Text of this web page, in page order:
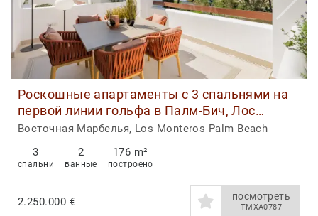
Роскошные апартаменты с 3 спальнями на
первой линии гольфа в Палм-Бич, Лос
Монтерос
Восточная Марбелья, Los Monteros Palm Beach
3
спальни
2
ванные
176 m²
построено
2.250.000 € посмотреть
TMXA0787